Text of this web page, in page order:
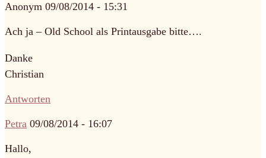
Anonym 09/08/2014 - 15:31
Ach ja – Old School als Printausgabe bitte….
Danke
Christian
Antworten
Petra 09/08/2014 - 16:07
Hallo,